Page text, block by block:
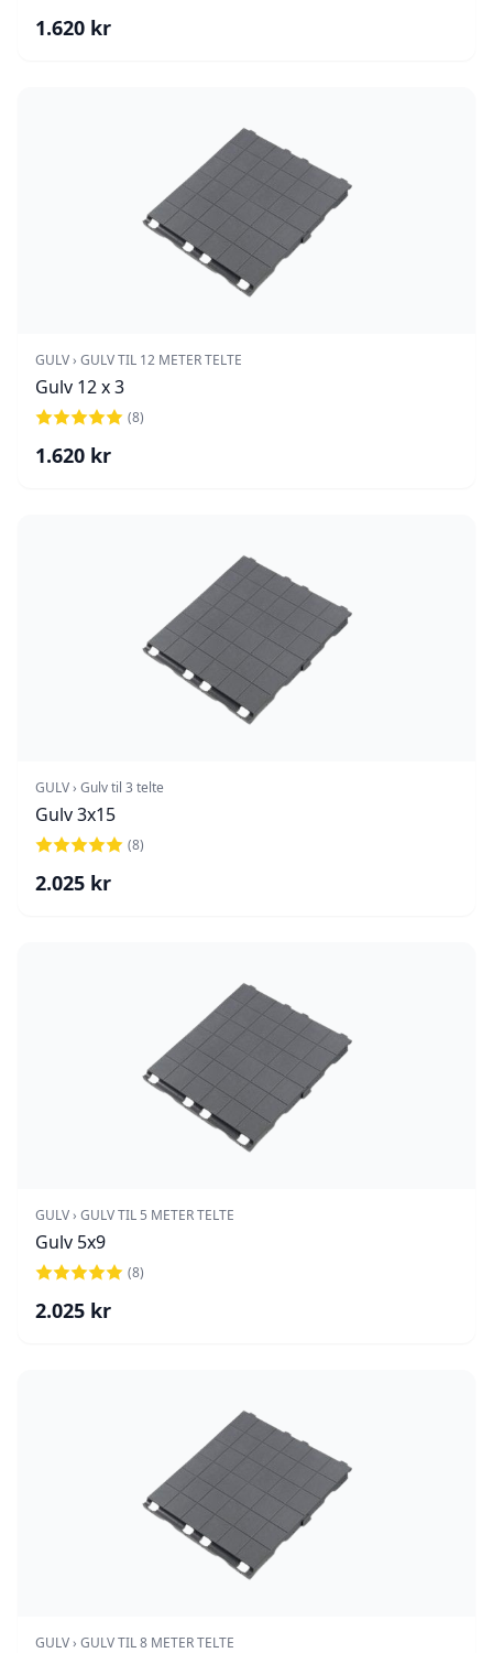
1.620 kr
GULV › GULV TIL 12 METER TELTE
Gulv 12 x 3
(8)
1.620 kr
GULV › Gulv til 3 telte
Gulv 3x15
(8)
2.025 kr
GULV › GULV TIL 5 METER TELTE
Gulv 5x9
(8)
2.025 kr
GULV › GULV TIL 8 METER TELTE